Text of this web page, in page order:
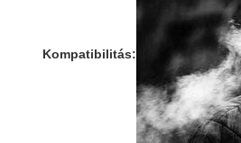
Kompatibilitás: